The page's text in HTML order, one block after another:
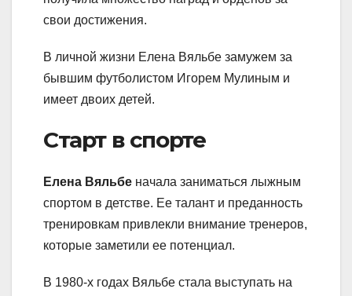
свои достижения.
В личной жизни Елена Вяльбе замужем за
бывшим футболистом Игорем Мулиным и
имеет двоих детей.
Старт в спорте
Елена Вяльбе начала заниматься лыжным
спортом в детстве. Ее талант и преданность
тренировкам привлекли внимание тренеров,
которые заметили ее потенциал.
В 1980-х годах Вяльбе стала выступать на